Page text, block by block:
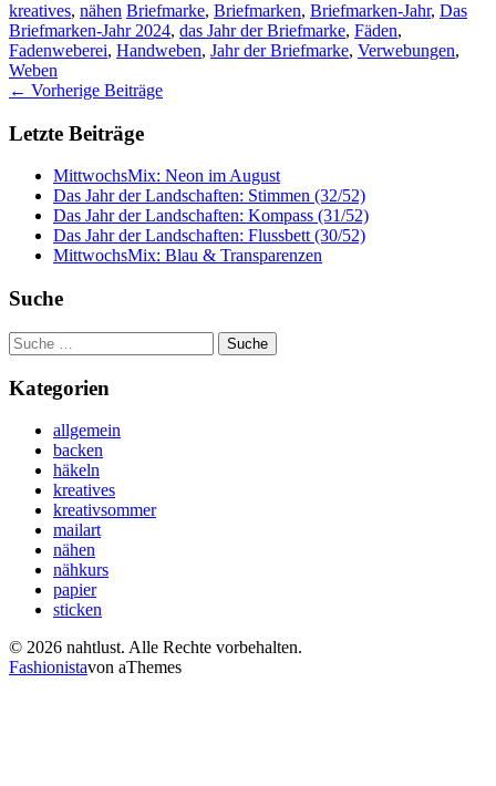
kreatives, nähen Briefmarke, Briefmarken, Briefmarken-Jahr, Das
Briefmarken-Jahr 2024, das Jahr der Briefmarke, Fäden,
Fadenweberei, Handweben, Jahr der Briefmarke, Verwebungen,
Weben
Artikel-
← Vorherige Beiträge
Letzte Beiträge
MittwochsMix: Neon im August
Das Jahr der Landschaften: Stimmen (32/52)
Das Jahr der Landschaften: Kompass (31/52)
Das Jahr der Landschaften: Flussbett (30/52)
MittwochsMix: Blau & Transparenzen
Suche
Suche
nach:
Kategorien
allgemein
backen
häkeln
kreatives
kreativsommer
mailart
nähen
nähkurs
papier
sticken
© 2026 nahtlust. Alle Rechte vorbehalten.
Fashionistavon aThemes